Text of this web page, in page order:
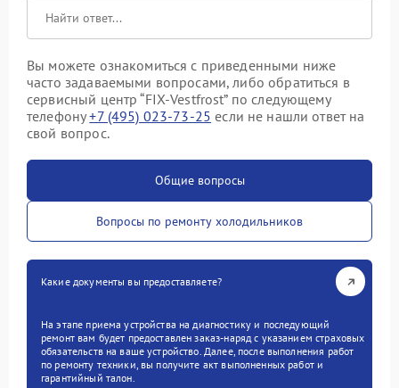
Вы можете ознакомиться с приведенными ниже
часто задаваемыми вопросами, либо обратиться в
сервисный центр “FIX-Vestfrost” по следующему
телефону+7 (495) 023-73-25 если не нашли ответ на
свой вопрос.
Общие вопросы
Вопросы по ремонту холодильников
Какие документы вы предоставляете?
На этапе приема устройства на диагностику и последующий
ремонт вам будет предоставлен заказ-наряд с указанием страховых
обязательств на ваше устройство. Далее, после выполнения работ
по ремонту техники, вы получите акт выполненных работ и
гарантийный талон.